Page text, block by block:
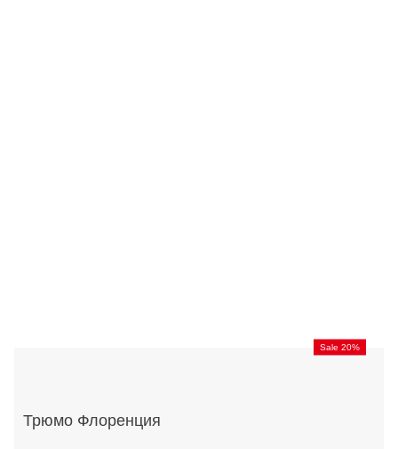
Sale 20%
Трюмо Флоренция